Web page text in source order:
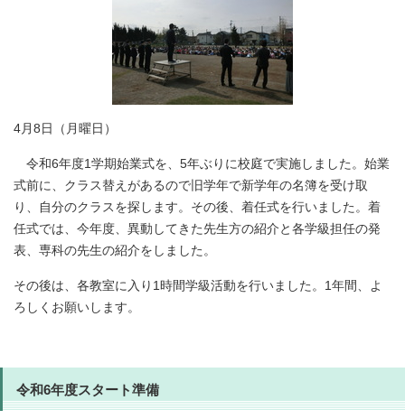
4月8日（月曜日）
令和6年度1学期始業式を、5年ぶりに校庭で実施しました。始業
式前に、クラス替えがあるので旧学年で新学年の名簿を受け取
り、自分のクラスを探します。その後、着任式を行いました。着
任式では、今年度、異動してきた先生方の紹介と各学級担任の発
表、専科の先生の紹介をしました。
その後は、各教室に入り1時間学級活動を行いました。1年間、よ
ろしくお願いします。
令和6年度スタート準備